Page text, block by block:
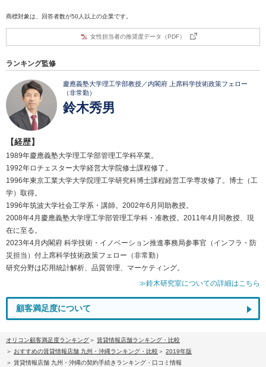
商標対象は、回答者数が50人以上の企業です。
女性担当者の推奨度データ（PDF）
ランキング監修
慶應義塾大学理工学部教授／内閣府 上席科学技術政策フェロー
（非常勤）
鈴木秀男
【経歴】
1989年慶應義塾大学理工学部管理工学科卒業。
1992年ロチェスター大学経営大学院修士課程修了。
1996年東京工業大学大学院理工学研究科博士課程経営工学専攻修了。博士（工
学）取得。
1996年筑波大学社会工学系・講師。2002年6月同助教授。
2008年4月慶應義塾大学理工学部管理工学科・准教授。2011年4月同教授、現
在に至る。
2023年4月内閣府 科学技術・イノベーション推進事務局参事官（インフラ・防
災担当）付上席科学技術政策フェロー（非常勤）
研究分野は応用統計解析、品質管理、マーケティング。
≫鈴木研究室についての詳細はこちら
顧客満足度について
オリコン顧客満足度ランキング
賃貸情報店舗ランキング・比較
おすすめの賃貸情報店舗 九州・沖縄ランキング・比較
2019年版
賃貸情報店舗 九州・沖縄の契約手続きランキング・口コミ情報